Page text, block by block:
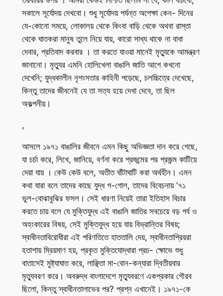
সকালে সূর্যোদয় দেখবো। শুধু সূর্যোদয় পর্যন্ত অপেক্ষা কেন- দিনের
যে-কোনো সময়ে, লোকালয় থেকে কিংবা বাড়ি থেকে অথবা রাস্তা
থেকে ঘাতকরা মানুষ তুলে নিয়ে যায়, কারো সাধ্য থাকে না বাধা
দেবার, প্রতিবাদ করবার । তা করতে যাওয়া মানেই মৃত্যুকে আমন্ত্রণ
জানানো। মৃত্যুর এমনি হোলিখেলা বাঙালি জাতি আগে কখনো
দেখেনি; যুদ্ধকালীন নৃশংসতার কাহিনী পড়েছে, চলচ্চিত্রে দেখেছে,
কিন্তু তাদের জীবনেই যে তা সত্য হয়ে দেখা দেবে, তা ছিল
অকল্পনীয়।
,
আসলে ১৯৭১ বাঙালির জীবনে এমন কিছু অভিজ্ঞতা দান করে গেছে,
যা চর্চা করে, লিখে, জানিয়ে, বর্ণনা করে প্রজন্মের পর প্রজন্ম কাটিয়ে
দেয়া যায় । কেউ কেউ বলে, অতীত ঘাঁটাঘাটি করা অর্থহীন। এমন
কথা যারা বলে তাদের কাছে যুদ্ধ গ-গোল, তাদের বিবেচনায় ‘৭১
ভুল-বোঝাবুঝির ফসল। সেই ধারণা নিয়েই তারা ইতিহাস বিচার
করতে চায় বলে যে মুক্তিযুদ্ধ এই বাঙালি জাতির সবচেয়ে বড় গর্ব ও
অহংকারের বিষয়, সেই মুক্তিযুদ্ধ হয়ে যায় বিভ্রান্তির বিষয়;
স্বাধীনতাবিরোধীরা এই পরিণতিতে হাততালি দেয়, স্বাধীনতাপ্রিয়রা
হতাশায় ম্রিয়মাণ হয়, প্রকৃত মুক্তিযোদ্ধারা প্রচ- ক্ষোভে শুধু
বাতাসেই মুষ্ট্যাঘাত করে, লাঞ্ছিতা মা-বোন-কন্যারা দ্বিতীয়বার
মৃত্যুবরণ করে। অবরুদ্ধ বাংলাদেশে মৃত্যুবরণে একপ্রকার গৌরব
ছিলো, কিন্তু স্বাধীনতালাভের পর? প্রশ্ন এখানেই। ১৯৭১-কে